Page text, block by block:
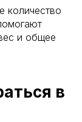
количество
и общее
в